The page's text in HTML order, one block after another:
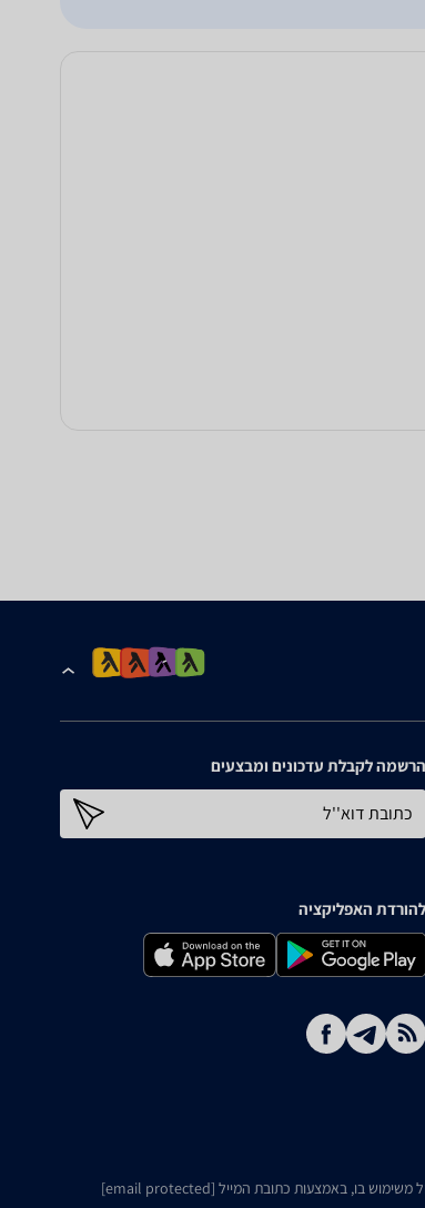
הרשמה לקבלת עדכונים ומבצעים
כתובת דוא''ל
להורדת האפליקציה
משימוש בו, באמצעות כתובת המייל [email protected]